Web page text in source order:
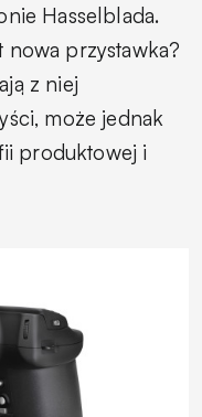
Hasselblada.
nowa przystawka?
z niej
może jednak
produktowej i